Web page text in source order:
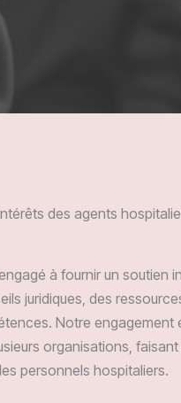
des agents
à fournir un soutien
juridiques, des
Notre engagement
organisations,
personnels hospitaliers.